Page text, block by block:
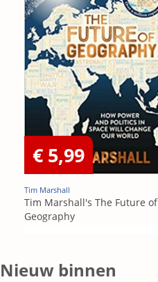
€ 5,99
Tim Marshall
Tim Marshall's The Future of
Geography
Nieuw binnen